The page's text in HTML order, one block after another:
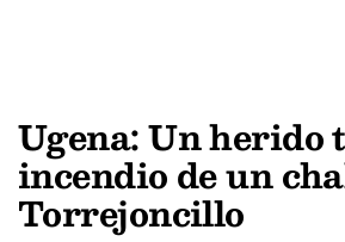
Ugena: Un herido
incendio de un
Torrejoncillo